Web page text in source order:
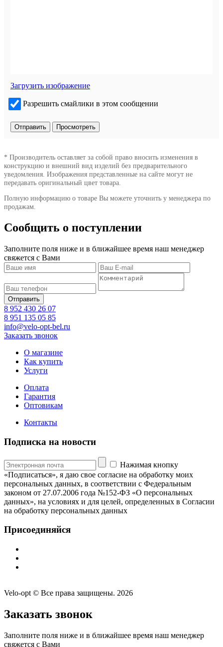
Загрузить изображение
Разрешить смайлики в этом сообщении
* Производитель оставляет за собой право вносить изменения в
конструкцию и внешний вид изделий без предварительного
уведомления. Изображения представленные на сайте могут не
передавать оригинальный цвет товара.
Полную информацию о товаре Вы можете уточнить у менеджера по
продажам.
Сообщить о поступлении
Заполните поля ниже и в ближайшее время наш менеджер
свяжется с Вами
8 952 430 26 07
8 951 135 05 85
info@velo-opt-bel.ru
Заказать звонок
О магазине
Как купить
Услуги
Оплата
Гарантия
Оптовикам
Контакты
Подписка на новости
Нажимая кнопку
«Подписаться», я даю свое согласие на обработку моих
персональных данных, в соответствии с Федеральным
законом от 27.07.2006 года №152-ФЗ «О персональных
данных», на условиях и для целей, определенных в Согласии
на обработку персональных данных
Присоединяйся
Velo-opt © Все права защищены. 2026
Заказать звонок
Заполните поля ниже и в ближайшее время наш менеджер
свяжется с Вами